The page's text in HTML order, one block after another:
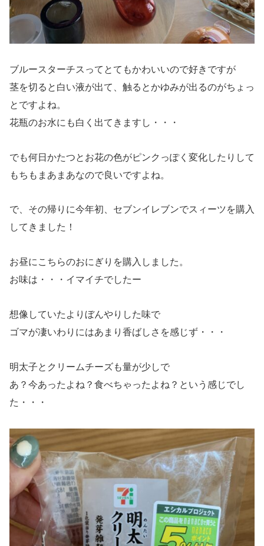
ブルースターチスってとてもかわいいので好きですが
茎を切ると白い液が出て、触るとかゆみが出るのがちょっ
とですよね。
花瓶のお水にも白く出てきますし・・・
でも何日かたつとお花の色がピンクっぽく変化したりして
もちもまあまあなので良いですよね。
で、その帰りに今年初、セブンイレブンでスィーツを購入
してきました！
お昼にこちらのおにぎりを購入しました。
お味は・・・イマイチでしたー
想像していたよりぼんやりした味で
ゴマが凄いわりにはあまり香ばしさを感じず・・・
明太子とクリームチーズも量が少しで
あ？今あったよね？食べちゃったよね？という感じでし
た・・・